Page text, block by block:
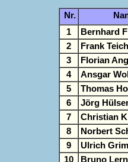
Nr.
1
Bernhard
2
Frank
3
Florian
4
Ansgar
5
Thomas
6
Jörg
7
Christian
8
Norbert
9
Ulrich
10
Bruno